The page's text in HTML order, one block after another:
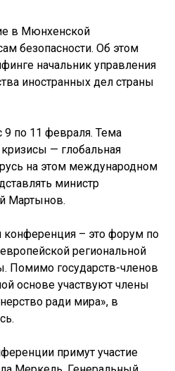
в Мюнхенской
безопасности. Об этом
начальник управления
иностранных дел страны
по 11 февраля. Тема
— глобальная
на этом международном
министр
Мартынов.
– это форум по
региональной
Помимо государств-членов
основе участвуют члены
ради мира», в
примут участие